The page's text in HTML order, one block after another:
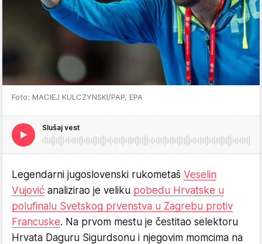
Foto: MACIEJ KULCZYNSKI/PAP, EPA
Slušaj vest
Legendarni jugoslovenski rukometaš Veselin
Vujović analizirao je veliku pobedu Hrvatske u
polufinalu Svetskog prvenstva u Zagrebu protiv
Francuske. Na prvom mestu je čestitao selektoru
Hrvata Daguru Sigurdsonu i njegovim momcima na